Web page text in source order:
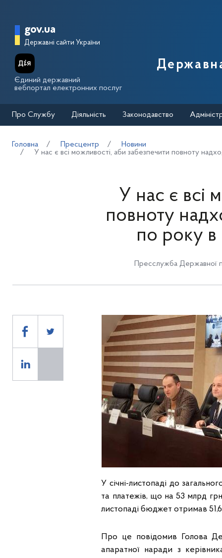
Головна сторінка Державної
gov.ua
Державні сайти України
Єдиний державний
вебпортал електронних послуг
Про Службу Діяльність Законодавство
Головна Пресцентр
Новини
У нас є всі можливості, аби забезпечити повноту
У нас є всі
повноту
по року в
Пресслужба Державної
У січні-листопаді до
та платежів, що на 53 млрд
листопаді бюджет отримав
Про це повідомив Голова
апаратної наради з